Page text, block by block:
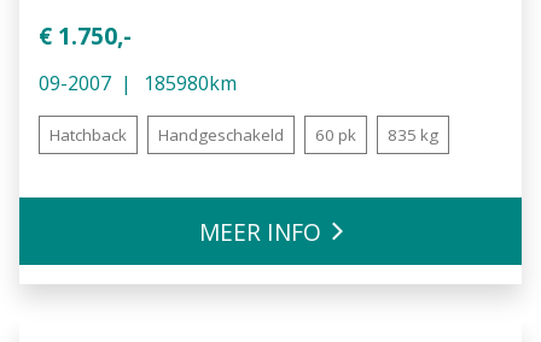
€ 1.750,-
09-2007 185980km
Hatchback Handgeschakeld 60 pk 835 kg
MEER INFO